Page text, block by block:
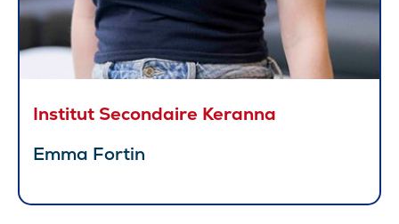
Institut Secondaire Keranna
Emma Fortin